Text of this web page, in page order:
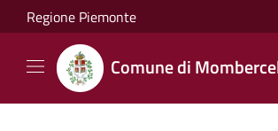
Salta al contenuto principale
Regione Piemonte
Comune di